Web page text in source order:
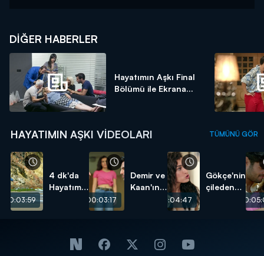
DIĞER HABERLER
Hayatımın Aşkı Final
Bölümü ile Ekrana...
HAYATIMIN AŞKI VIDEOLARI TÜMÜNÜ GÖR
00:03:59
4 dk'da
Hayatımın
00:03:17
Demir ve
Kaan'ın
00:04:47
Gökçe'nin
çileden